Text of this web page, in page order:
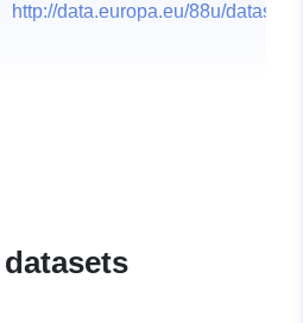
http://data.europa.eu/88u/dataset/